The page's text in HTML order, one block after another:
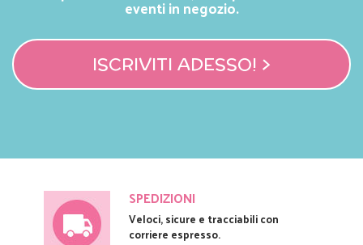
eventi in negozio.
ISCRIVITI ADESSO! >
SPEDIZIONI
Veloci, sicure e tracciabili con
corriere espresso.